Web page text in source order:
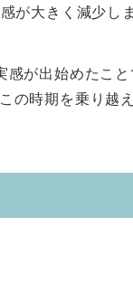
が大きく減少しま
が出始めたこと
の時期を乗り越